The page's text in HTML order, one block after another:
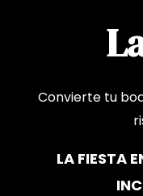
Convierte tu
LA FIESTA